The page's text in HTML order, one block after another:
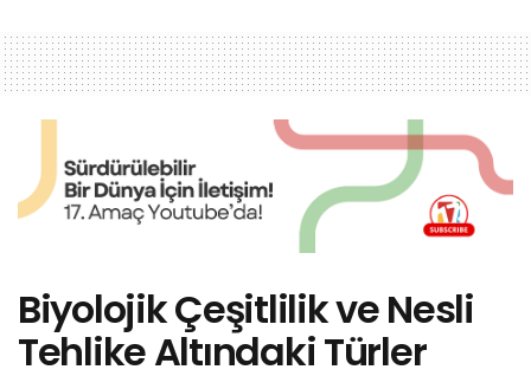
Biyolojik Çeşitlilik ve Nesli
Tehlike Altındaki Türler